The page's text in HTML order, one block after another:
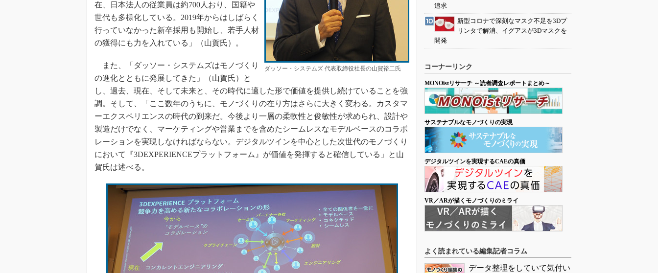
新型コロナへの対応
ダッソー・システムズ 代表取締役社長の山賀裕二氏
在、日本法人の従業員は約700人おり、国籍や
世代も多様化している。2019年からはしばらく
行っていなかった新卒採用も開始し、若手人材
の獲得にも力を入れている」（山賀氏）。
また、「ダッソー・システムズはモノづくり
の進化とともに発展してきた」（山賀氏）と
し、過去、現在、そして未来と、その時代に適した形で価値を提供し続けていることを強
調。そして、「ここ数年のうちに、モノづくりの在り方はさらに大きく変わる。カスタマ
ーエクスペリエンスの時代の到来だ。今後より一層の柔軟性と俊敏性が求められ、設計や
製造だけでなく、マーケティングや営業までを含めたシームレスなモデルベースのコラボ
レーションを実現しなければならない。デジタルツインを中心とした次世代のモノづくり
において『3DEXPERIENCEプラットフォーム』が価値を発揮すると確信している」と山
賀氏は述べる。
追求
新型コロナで深刻なマスク不足を3Dプ
リンタで解消、イグアスが3Dマスクを
開発
コーナーリンク
MONOistリサーチ ～読者調査レポートまとめ～
サステナブルなモノづくりの実現
デジタルツインを実現するCAEの真価
VR／ARが描くモノづくりのミライ
よく読まれている編集記者コラム
データ整理をしていて気付い